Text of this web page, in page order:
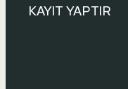
KAYIT YAPTIR